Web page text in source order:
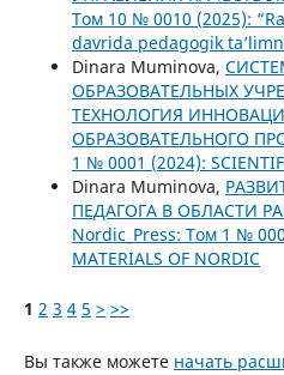
Том 10 № 0010 (2025):
davrida pedagogik
Dinara Muminova,
ОБРАЗОВАТЕЛЬНЫХ
ТЕХНОЛОГИЯ
ОБРАЗОВАТЕЛЬНОГО
1 № 0001 (2024):
Dinara Muminova,
ПЕДАГОГА В ОБЛАСТИ
Nordic_Press: Том 1 №
MATERIALS OF NORDIC
1 2 3 4 5 > >>
Вы также можете начать